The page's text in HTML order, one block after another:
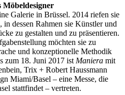
Galerie in Brüssel. 2014 riefen sie
in dessen Rahmen sie Künstler und
zu gestalten und zu präsentieren.
möchten sie zu
und konzeptionelle Methodik
zum 18. Juni 2017 ist Maniera mit
Trix + Robert Haussmann
Miami/Basel – eine Messe, die
stattfindet – vertreten.